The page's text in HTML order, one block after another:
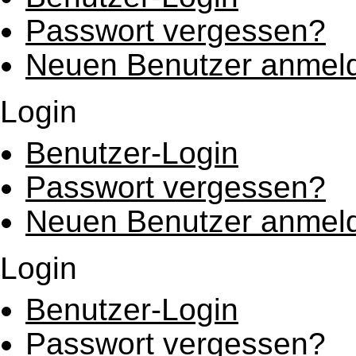
Passwort vergessen?
Neuen Benutzer
Login
Benutzer-Login
Passwort vergessen?
Neuen Benutzer
Login
Benutzer-Login
Passwort vergessen?